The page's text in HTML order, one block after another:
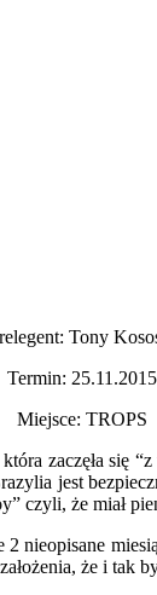
Tony
Termin: 25.11.2015
Miejsce: TROPS
zaczęła się
jest
czyli, że miał
nieopisane
że i tak